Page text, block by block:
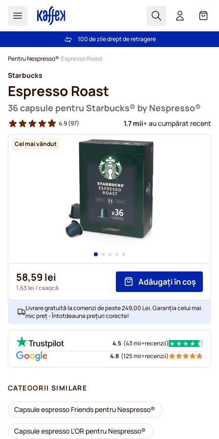
Cautare Coș
Livrare gratuită la comenzi de peste 249,00 Lei
100 de zile drept de retragere
Pentru Nespresso® Espresso Roast
Cel mai vândut
Starbucks
Espresso Roast
36 capsule pentru Starbucks® by Nespresso®
4.9(97) 1.7 mii+ au cumpărat recent
58,59 lei
1,63 lei / ceașcă
Adăugați în coș
Livrare gratuită la comenzi de peste 249,00 Lei. Garanția celui mai
mic preț - Întotdeauna prețuri corecte!
4.5 (43 mii+recenzii)
4.8 (125 mii+recenzii)
CATEGORII SIMILARE
Capsule espresso Friends pentru Nespresso®
Capsule espresso L'OR pentru Nespresso®